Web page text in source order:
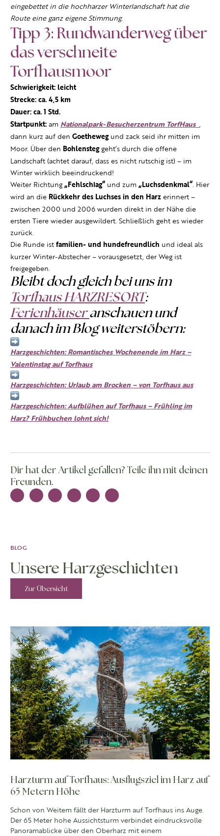
eingebettet in die hochharzer Winterlandschaft hat die
Route eine ganz eigene Stimmung.
Tipp 3: Rundwanderweg über
das verschneite
Torfhausmoor
Schwierigkeit: leicht
Strecke: ca. 4,5 km
Dauer: ca. 1 Std.
Startpunkt: am Nationalpark-Besucherzentrum TorfHaus ,
dann kurz auf den Goethewegund zack seid ihr mitten im
Moor. Über den Bohlensteggeht’s durch die offene
Landschaft (achtet darauf, dass es nicht rutschig ist) – im
Winter wirklich beeindruckend!
Weiter Richtung„Fehlschlag“ und zum „Luchsdenkmal“. Hier
wird an die Rückkehr des Luchses in den Harz erinnert –
zwischen 2000 und 2006 wurden direkt in der Nähe die
ersten Tiere wieder ausgewildert. Schließlich geht es wieder
zurück.
Die Runde ist familien- und hundefreundlich und ideal als
kurzer Winter-Abstecher – vorausgesetzt, der Weg ist
freigegeben.
Bleibt doch gleich bei uns im
Torfhaus HARZRESORT:
Ferienhäuseranschauen und
danach im Blog weiterstöbern:
Harzgeschichten: Romantisches Wochenende im Harz –
Valentinstag auf Torfhaus
Harzgeschichten: Urlaub am Brocken – von Torfhaus aus
Harzgeschichten: Aufblühen auf Torfhaus – Frühling im
Harz? Frühbuchen lohnt sich!
Dir hat der Artikel gefallen? Teile ihn mit deinen
Freunden.
BLOG
Unsere Harzgeschichten
Zur Übersicht
Harzturm auf Torfhaus: Ausflugsziel im Harz auf
65 Metern Höhe
Schon von Weitem fällt der Harzturm auf Torfhaus ins Auge.
Der 65 Meter hohe Aussichtsturm verbindet eindrucksvolle
Panoramablicke über den Oberharz mit einem